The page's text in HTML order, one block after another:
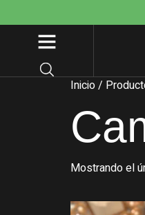
Inicio/
Mostrando el